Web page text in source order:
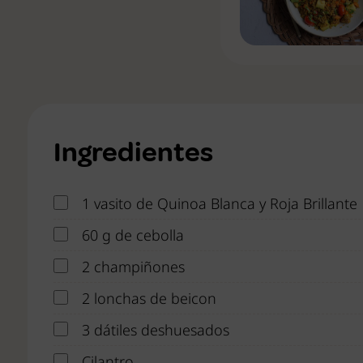
Ingredientes
1 vasito de Quinoa Blanca y Roja Brillante
60 g de cebolla
2 champiñones
2 lonchas de beicon
3 dátiles deshuesados